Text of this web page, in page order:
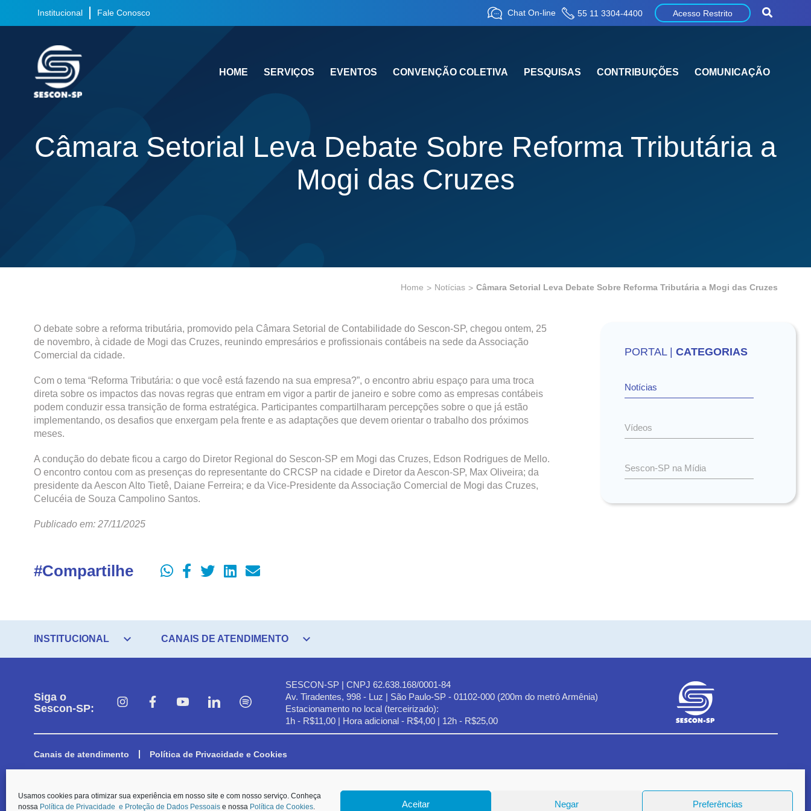
Usamos cookies para otimizar sua experiência em nosso site e com nosso serviço. Conheça
nossa Política de Privacidade e Proteção de Dados Pessoais e nossa Política de Cookies. Aceitar Negar Preferências
Institucional Fale Conosco Chat On-line 55 11 3304-4400 Acesso Restrito
HOME SERVIÇOS EVENTOS CONVENÇÃO COLETIVA PESQUISAS CONTRIBUIÇÕES COMUNICAÇÃO
Câmara Setorial Leva Debate Sobre Reforma Tributária a
Mogi das Cruzes
Home Notícias Câmara Setorial Leva Debate Sobre Reforma Tributária a Mogi das Cruzes
O debate sobre a reforma tributária, promovido pela Câmara Setorial de Contabilidade do Sescon-SP, chegou ontem, 25
de novembro, à cidade de Mogi das Cruzes, reunindo empresários e profissionais contábeis na sede da Associação
Comercial da cidade.
Com o tema “Reforma Tributária: o que você está fazendo na sua empresa?”, o encontro abriu espaço para uma troca
direta sobre os impactos das novas regras que entram em vigor a partir de janeiro e sobre como as empresas contábeis
podem conduzir essa transição de forma estratégica. Participantes compartilharam percepções sobre o que já estão
implementando, os desafios que enxergam pela frente e as adaptações que devem orientar o trabalho dos próximos
meses.
A condução do debate ficou a cargo do Diretor Regional do Sescon-SP em Mogi das Cruzes, Edson Rodrigues de Mello.
O encontro contou com as presenças do representante do CRCSP na cidade e Diretor da Aescon-SP, Max Oliveira; da
presidente da Aescon Alto Tietê, Daiane Ferreira; e da Vice-Presidente da Associação Comercial de Mogi das Cruzes,
Celucéia de Souza Campolino Santos.
Publicado em: 27/11/2025
#Compartilhe
PORTAL |CATEGORIAS
Notícias
Vídeos
Sescon-SP na Mídia
INSTITUCIONAL expand_more CANAIS DE ATENDIMENTO expand_more
Siga o
Sescon-SP:
SESCON-SP | CNPJ 62.638.168/0001-84
Av. Tiradentes, 998 - Luz | São Paulo-SP - 01102-000 (200m do metrô Armênia)
Estacionamento no local (terceirizado):
1h - R$11,00 | Hora adicional - R$4,00 | 12h - R$25,00
Canais de atendimento Política de Privacidade e Cookies
© O Sescon-SP e a Aescon-SP informam que, em respeito aos preceitos elencados no art. 6º da LGPD e, em especial, ao Princípio da Finalidade,
a coleta dos dados pessoais dispostos nos formulários de contato, será pautada na hipótese de tratamento prevista no inciso IX do Art. 7º da Lei nº 13.709/18.
1